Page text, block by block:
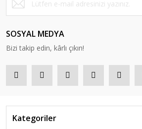
Hanedan Bakırcılık
40.800,00 TL
SOSYAL MEDYA
Bizi takip edin, kârlı çıkın!
Kategoriler